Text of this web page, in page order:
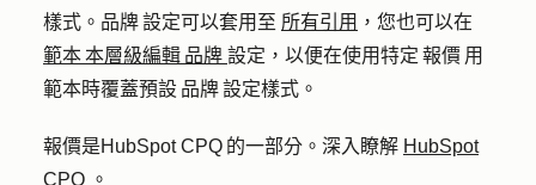
樣式。品牌 設定可以套用至 所有引用 ，您也可以在
範本 本層級編輯 品牌 設定，以便在使用特定 報價 用
範本時覆蓋預設 品牌 設定樣式。
報價是HubSpot CPQ 的一部分。深入瞭解 HubSpot
CPQ 。